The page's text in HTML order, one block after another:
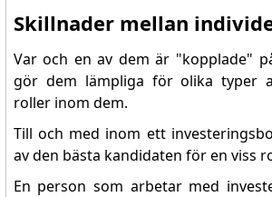
Skillnader mellan
Var och en av dem är "kopplade"
gör dem lämpliga för olika typer
roller inom dem.
Till och med inom ett
av den bästa kandidaten för en viss
En person som arbetar med